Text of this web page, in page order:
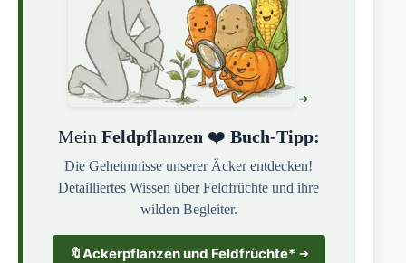
Mein Feldpflanzen ❤️ Buch-Tipp:
Die Geheimnisse unserer Äcker entdecken!
Detailliertes Wissen über Feldfrüchte und ihre
wilden Begleiter.
🔖Ackerpflanzen und Feldfrüchte*